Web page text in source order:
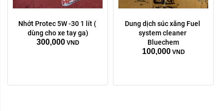
Nhớt Protec 5W -30 1 lít (
dùng cho xe tay ga)
300,000 VND
Dung dịch súc xăng Fuel
system cleaner
Bluechem
100,000 VND